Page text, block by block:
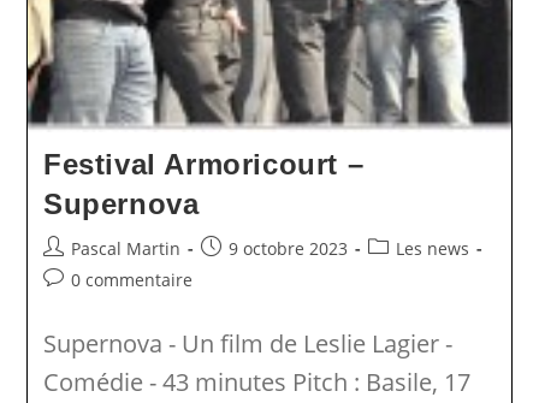
Festival Armoricourt –
Supernova
Auteur/autrice
de
Pascal Martin
Publication
9 octobre 2023
PostLes news
Commentaires
publication :
0 commentaire
Supernova - Un film de Leslie Lagier -
Comédie - 43 minutes Pitch : Basile, 17